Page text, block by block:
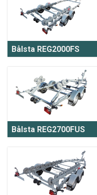
Bålsta REG2000FS
Bålsta REG2700FUS